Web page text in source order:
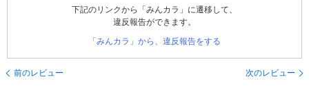
下記のリンクから「みんカラ」に遷移して、
違反報告ができます。
「みんカラ」から、違反報告をする
前のレビュー 次のレビュー